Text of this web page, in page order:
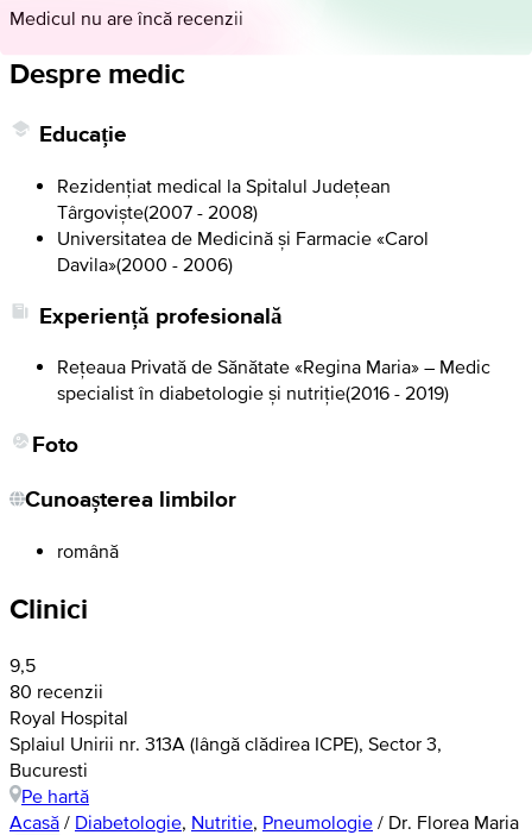
Medicul nu are încă recenzii
Despre medic
Educație
Rezidențiat medical la Spitalul Județean
Târgoviște(2007 - 2008)
Universitatea de Medicină și Farmacie «Carol
Davila»(2000 - 2006)
Experiență profesională
Rețeaua Privată de Sănătate «Regina Maria» – Medic
specialist în diabetologie și nutriție(2016 - 2019)
Foto
Cunoașterea limbilor
română
Clinici
9,5
80 recenzii
Royal Hospital
Splaiul Unirii nr. 313A (lângă clădirea ICPE), Sector 3,
Bucuresti
Pe hartă
Acasă / Diabetologie, Nutritie, Pneumologie / Dr. Florea Maria